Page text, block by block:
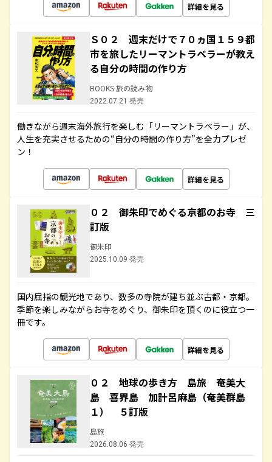
詳細を見る
Ｓ０２ 週末だけで７０ヵ国１５９都
市を旅したリーマントラベラーが教え
る自分の時間の作り方
BOOKS 旅の読み物
2022.07.21 発売
働きながら週末海外旅行を楽しむ「リーマントラベラー」が、
人生を充実させるための“自分の時間の作り方”を全力プレゼ
ン！
詳細を見る
０２ 御朱印でめぐる京都のお寺 三
訂版
御朱印
2025.10.09 発売
国内屈指の観光地であり、数多の寺院が建ち並ぶ古都・京都。
季節を楽しみながらお寺をめぐり、御朱印を頂くのに役立つ一
冊です。
詳細を見る
０２ 地球の歩き方 島旅 奄美大
島 喜界島 加計呂麻島（奄美群島
１） ５訂版
島旅
2026.08.06 発売